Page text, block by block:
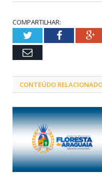
COMPARTILHAR:
TwitterFacebook
Email
CONTEÚDO